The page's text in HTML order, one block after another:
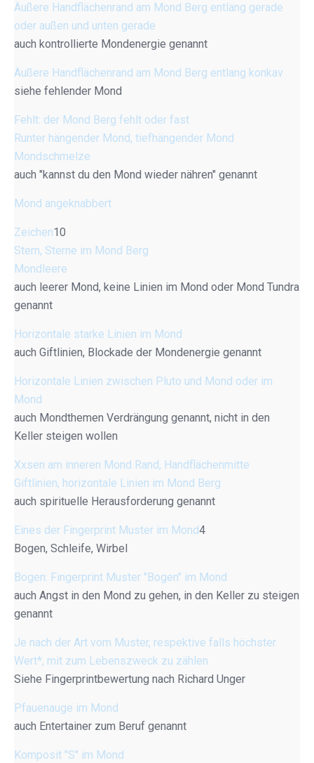
Äußere Handflächenrand am Mond Berg entlang gerade
oder außen und unten gerade
auch kontrollierte Mondenergie genannt
Äußere Handflächenrand am Mond Berg entlang konkav
siehe fehlender Mond
Fehlt: der Mond Berg fehlt oder fast
Runter hängender Mond, tiefhängender Mond
Mondschmelze
auch "kannst du den Mond wieder nähren" genannt
Mond angeknabbert
Zeichen10
Stern, Sterne im Mond Berg
Mondleere
auch leerer Mond, keine Linien im Mond oder Mond Tundra
genannt
Horizontale starke Linien im Mond
auch Giftlinien, Blockade der Mondenergie genannt
Horizontale Linien zwischen Pluto und Mond oder im
Mond
auch Mondthemen Verdrängung genannt, nicht in den
Keller steigen wollen
Xxsen am inneren Mond Rand, Handflächenmitte
Giftlinien, horizontale Linien im Mond Berg
auch spirituelle Herausforderung genannt
Eines der Fingerprint Muster im Mond4
Bogen, Schleife, Wirbel
Bogen: Fingerprint Muster "Bogen" im Mond
auch Angst in den Mond zu gehen, in den Keller zu steigen
genannt
Je nach der Art vom Muster, respektive falls höchster
Wert*, mit zum Lebenszweck zu zählen
Siehe Fingerprintbewertung nach Richard Unger
Pfauenauge im Mond
auch Entertainer zum Beruf genannt
Komposit "S" im Mond